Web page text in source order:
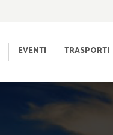
EVENTI TRASPORTI